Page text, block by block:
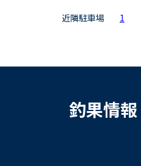
近隣駐車場 1
釣果情